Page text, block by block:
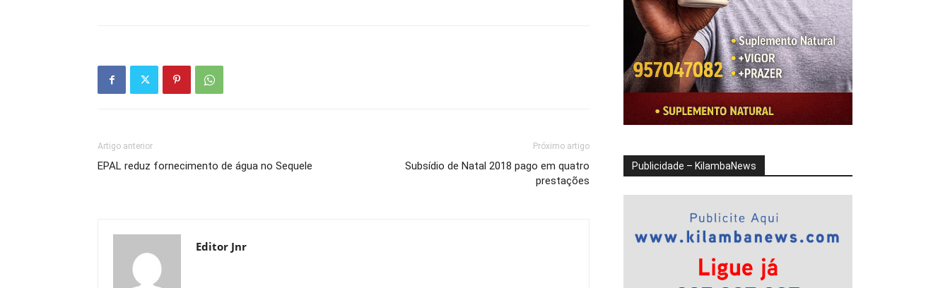
Artigo anterior
EPAL reduz fornecimento de água no Sequele
Próximo artigo
Subsídio de Natal 2018 pago em quatro
prestações
Editor Jnr
Publicidade – KilambaNews